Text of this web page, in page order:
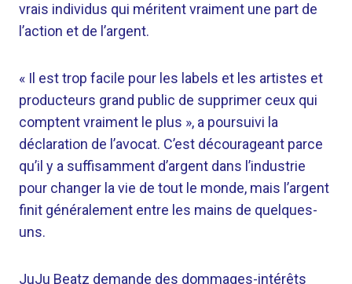
vrais individus qui méritent vraiment une part de
l’action et de l’argent.
« Il est trop facile pour les labels et les artistes et
producteurs grand public de supprimer ceux qui
comptent vraiment le plus », a poursuivi la
déclaration de l’avocat. C’est décourageant parce
qu’il y a suffisamment d’argent dans l’industrie
pour changer la vie de tout le monde, mais l’argent
finit généralement entre les mains de quelques-
uns.
JuJu Beatz demande des dommages-intérêts